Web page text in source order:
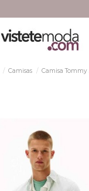
Camisas
Camisa Tommy